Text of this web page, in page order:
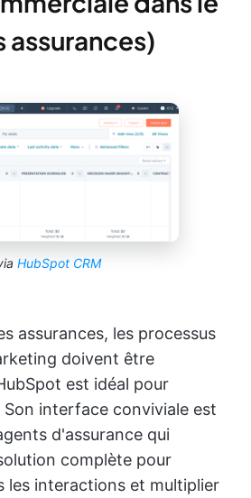
assurances)
HubSpot CRM
assurances, les processus
doivent être
est idéal pour
interface conviviale est
d'assurance qui
complète pour
les interactions et multiplier